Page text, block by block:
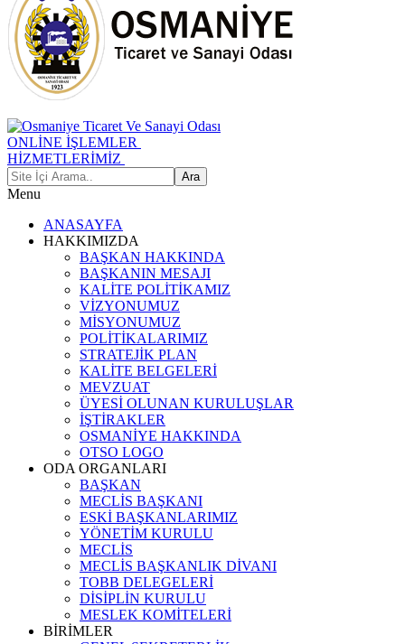
ONLİNE İŞLEMLER
HİZMETLERİMİZ
Menu
ANASAYFA
HAKKIMIZDA
BAŞKAN HAKKINDA
BAŞKANIN MESAJI
KALİTE POLİTİKAMIZ
VİZYONUMUZ
MİSYONUMUZ
POLİTİKALARIMIZ
STRATEJİK PLAN
KALİTE BELGELERİ
MEVZUAT
ÜYESİ OLUNAN KURULUŞLAR
İŞTİRAKLER
OSMANİYE HAKKINDA
OTSO LOGO
ODA ORGANLARI
BAŞKAN
MECLİS BAŞKANI
ESKİ BAŞKANLARIMIZ
YÖNETİM KURULU
MECLİS
MECLİS BAŞKANLIK DİVANI
TOBB DELEGELERİ
DİSİPLİN KURULU
MESLEK KOMİTELERİ
BİRİMLER